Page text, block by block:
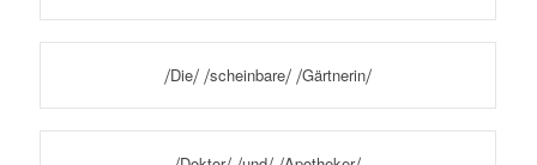
⧸Die⧸ ⧸scheinbare⧸ ⧸Gärtnerin⧸